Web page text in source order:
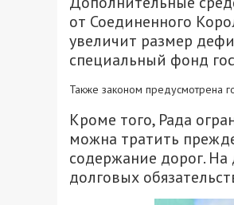
от Соединенного
увеличит размер
специальный фонд
Также законом предусмотрена
Кроме того, Рада
можна тратить
содержание дорог.
долговых